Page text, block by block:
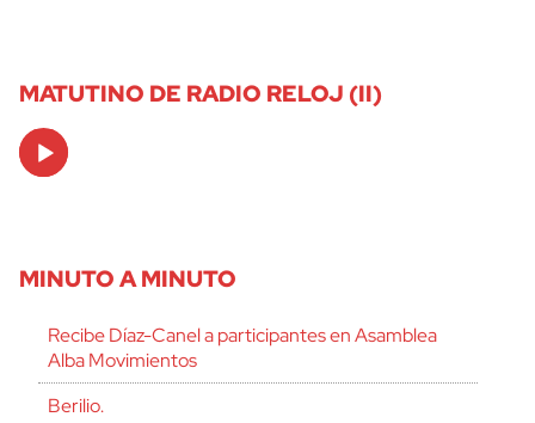
MATUTINO DE RADIO RELOJ (II)
Audio
Player
MINUTO A MINUTO
Recibe Díaz-Canel a participantes en Asamblea
Alba Movimientos
Berilio.